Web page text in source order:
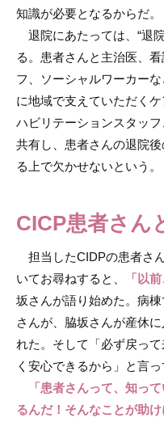
知識が必要となるからだ。
退院にあたっては、“退
る。患者さんと主治医、
フ、ソーシャルワーカー
に地域で支えていただく
ハビリテーションスタッ
共有し、患者さんの退院
る上で欠かせないという。
CICP患者さん
担当したCIDPの患者さ
いてお尋ねすると、
「以
坂さんが語り始めた。病
さんが、脇坂さんが産休
れた。そして「必ず戻っ
く安心できるから」と言
「患者さんって、知って
るんだ！そんなことが助